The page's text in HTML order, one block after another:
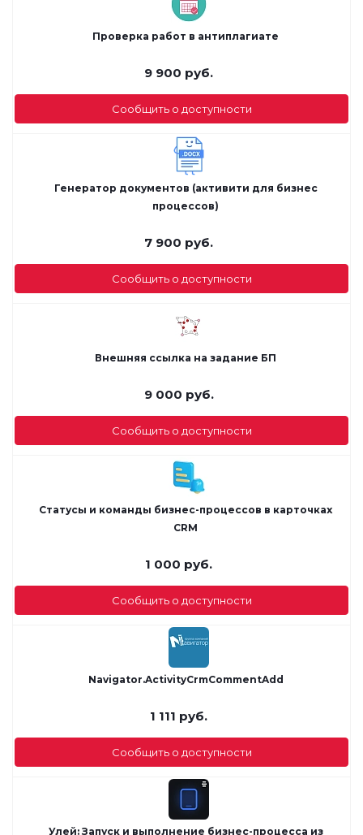
Проверка работ в антиплагиате
9 900 руб.
Сообщить о доступности
Генератор документов (активити для бизнес
процессов)
7 900 руб.
Сообщить о доступности
Внешняя ссылка на задание БП
9 000 руб.
Сообщить о доступности
Статусы и команды бизнес-процессов в карточках
CRM
1 000 руб.
Сообщить о доступности
Navigator.ActivityCrmCommentAdd
1 111 руб.
Сообщить о доступности
Улей: Запуск и выполнение бизнес-процесса из